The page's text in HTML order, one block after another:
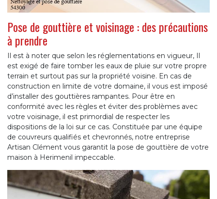
Pose de gouttière et voisinage : des précautions
à prendre
Il est à noter que selon les réglementations en vigueur, Il
est exigé de faire tomber les eaux de pluie sur votre propre
terrain et surtout pas sur la propriété voisine. En cas de
construction en limite de votre domaine, il vous est imposé
d’installer des gouttières rampantes. Pour être en
conformité avec les règles et éviter des problèmes avec
votre voisinage, il est primordial de respecter les
dispositions de la loi sur ce cas. Constituée par une équipe
de couvreurs qualifiés et chevronnés, notre entreprise
Artisan Clément vous garantit la pose de gouttière de votre
maison à Herimenil impeccable.